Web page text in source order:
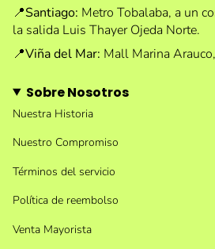
📍Santiago: Metro Tobalaba, a un
la salida Luis Thayer Ojeda Norte.
📍Viña del Mar: Mall Marina
Sobre Nosotros
Nuestra Historia
Nuestro Compromiso
Términos del servicio
Política de reembolso
Venta Mayorista